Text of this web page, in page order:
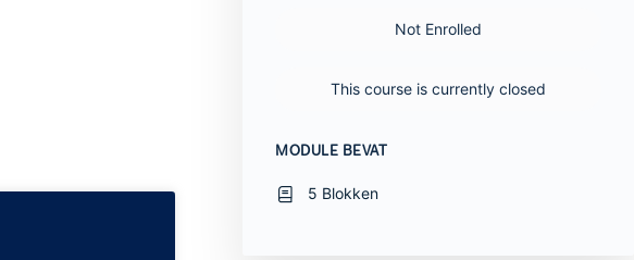
Not Enrolled
This course is currently closed
MODULE BEVAT
5 Blokken